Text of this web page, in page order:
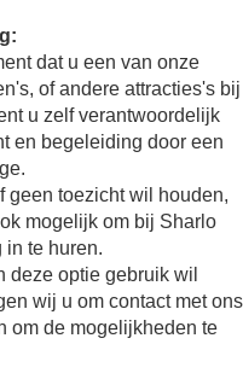
dat u een van onze
of andere attracties's bij
u zelf verantwoordelijk
en begeleiding door een
geen toezicht wil houden,
mogelijk om bij Sharlo
in te huren.
deze optie gebruik wil
wij u om contact met ons
om de mogelijkheden te